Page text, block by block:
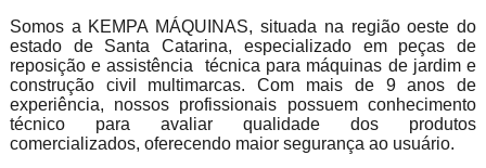
Somos a KEMPA MÁQUINAS, situada na região oeste do
estado de Santa Catarina, especializado em peças de
reposição e assistência técnica para máquinas de jardim e
construção civil multimarcas. Com mais de 9 anos de
experiência, nossos profissionais possuem conhecimento
técnico para avaliar qualidade dos produtos
comercializados, oferecendo maior segurança ao usuário.